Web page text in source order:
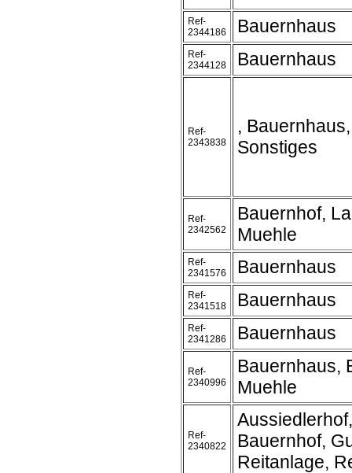
Ref-
2344186
Bauernhaus
Ref-
2344128
Bauernhaus
Ref-
2343838
,
Sonstiges
Ref-
2342562
Bauernhof,
Muehle
Ref-
2341576
Bauernhaus
Ref-
2341518
Bauernhaus
Ref-
2341286
Bauernhaus
Ref-
2340996
Bauernhaus,
Muehle
Ref-
2340822
Bauernhof,
Reitanlage,